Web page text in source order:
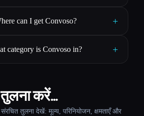
can I get Convoso? +
category is Convoso in? +
तुलना करें…
तुलना देखें: मूल्य, परिनियोजन, क्षमताएँ और